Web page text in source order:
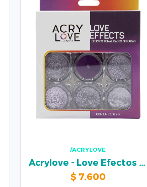
/ACRYLOVE
Acrylove - Love Efectos Morados
$ 7.600